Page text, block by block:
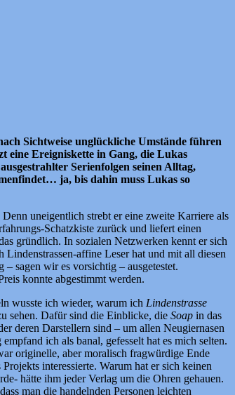
Sichtweise unglückliche Umstände führen
eine Ereigniskette in Gang, die Lukas
Serienfolgen seinen Alltag,
ja, bis dahin muss Lukas so
uneigentlich strebt er eine zweite Karriere als
Schatzkiste zurück und liefert einen
gründlich. In sozialen Netzwerken kennt er sich
affine Leser hat und mit all diesen
sagen wir es vorsichtig – ausgetestet.
konnte abgestimmt werden.
wusste ich wieder, warum ich Lindenstrasse
sehen. Dafür sind die Einblicke, die Soap in das
deren Darstellern sind – um allen Neugiernasen
ich als banal, gefesselt hat es mich selten.
originelle, aber moralisch fragwürdige Ende
interessierte. Warum hat er sich keinen
hätte ihm jeder Verlag um die Ohren gehauen.
man die handelnden Personen leichten